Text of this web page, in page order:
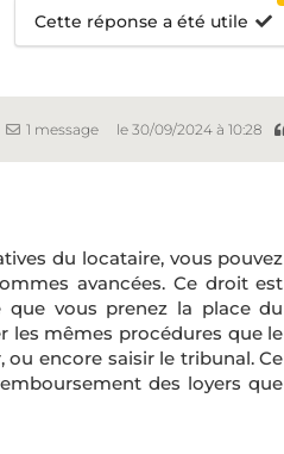
Cette réponse a été utile
1 message le 30/09/2024 à 10:28
du locataire, vous pouvez
avancées. Ce droit est
que vous prenez la place du
les mêmes procédures que le
, ou encore saisir le tribunal. Ce
des loyers que